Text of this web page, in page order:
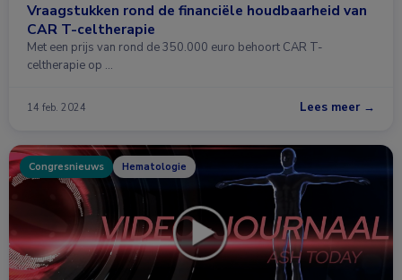
Vraagstukken rond de financiële houdbaarheid van
CAR T-celtherapie
Met een prijs van rond de 350.000 euro behoort CAR T-
celtherapie op …
14 feb. 2024 Lees meer →
Congresnieuws Hematologie